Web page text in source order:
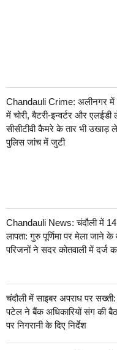
Chandauli Crime: अलीनगर में
में चोरी, बैटरी-इन्वर्टर और
सीसीटीवी कैमरे के तार भी उखाड़
पुलिस जांच में जुटी
Chandauli News: चंदौली में 14
लापता: गुरु पूर्णिमा पर मेला जाने के
परिजनों ने सदर कोतवाली में दर्ज
चंदौली में साइबर अपराध पर
पटेल ने बैंक अधिकारियों संग की
पर निगरानी के दिए निर्देश